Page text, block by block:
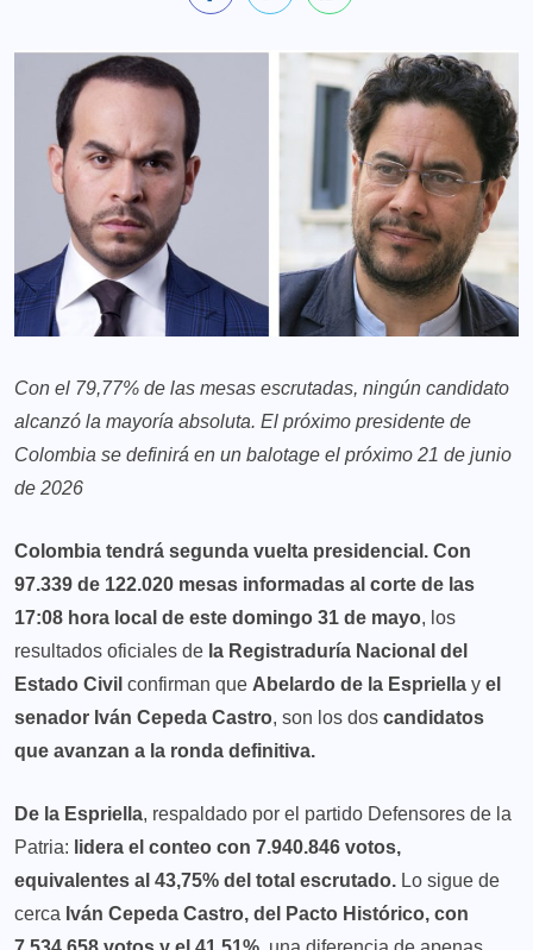
Con el 79,77% de las mesas escrutadas, ningún candidato
alcanzó la mayoría absoluta. El próximo presidente de
Colombia se definirá en un balotage el próximo 21 de junio
de 2026
Colombia tendrá segunda vuelta presidencial. Con
97.339 de 122.020 mesas informadas al corte de las
17:08 hora local de este domingo 31 de mayo, los
resultados oficiales de la Registraduría Nacional del
Estado Civil confirman que Abelardo de la Espriella y el
senador Iván Cepeda Castro, son los dos candidatos
que avanzan a la ronda definitiva.
De la Espriella, respaldado por el partido Defensores de la
Patria: lidera el conteo con 7.940.846 votos,
equivalentes al 43,75% del total escrutado. Lo sigue de
cerca Iván Cepeda Castro, del Pacto Histórico, con